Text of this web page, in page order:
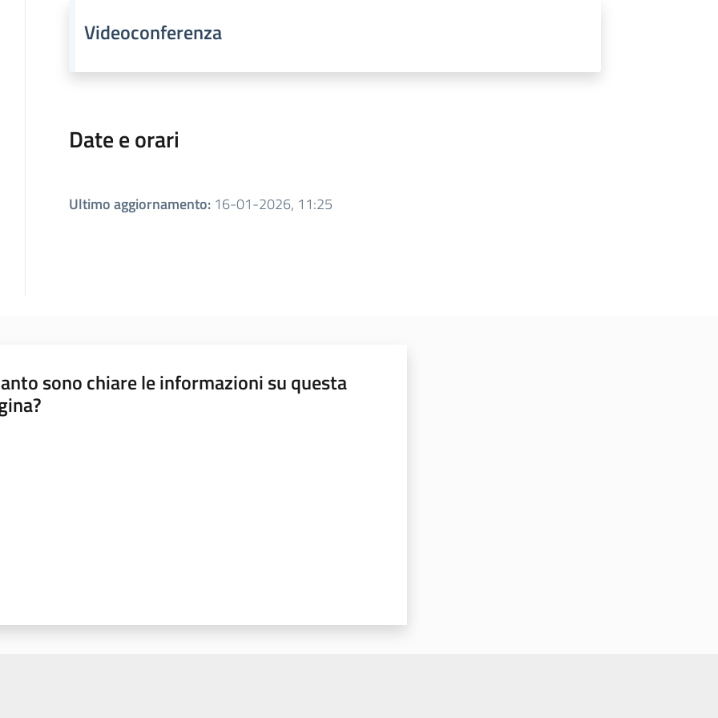
Videoconferenza
Date e orari
Ultimo aggiornamento: 16-01-2026, 11:25
sono chiare le informazioni su questa